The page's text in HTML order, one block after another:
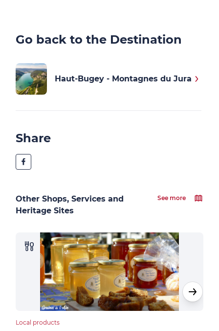
Go back to the Destination
Haut-Bugey - Montagnes du Jura
Share
Other Shops, Services and
Heritage Sites
See more
Local products